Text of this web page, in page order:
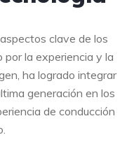
clave de los
por la experiencia y la
ha logrado integrar
generación en los
de conducción